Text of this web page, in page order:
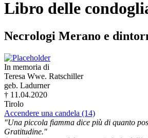
Libro delle
Necrologi Merano e
In memoria di
Teresa Wwe. Ratschiller
geb. Ladurner
† 11.04.2020
Tirolo
Accendere una candela (14)
"Una piccola fiamma dice più di quanto
Gratitudine."